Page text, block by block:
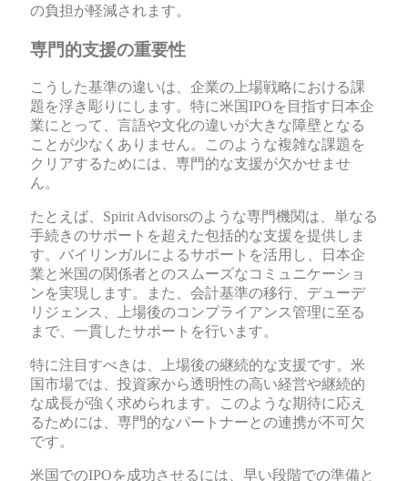
の負担が軽減されます。
専門的支援の重要性
こうした基準の違いは、企業の上場戦略における課
題を浮き彫りにします。特に米国IPOを目指す日本企
業にとって、言語や文化の違いが大きな障壁となる
ことが少なくありません。このような複雑な課題を
クリアするためには、専門的な支援が欠かせませ
ん。
たとえば、Spirit Advisorsのような専門機関は、単なる
手続きのサポートを超えた包括的な支援を提供しま
す。バイリンガルによるサポートを活用し、日本企
業と米国の関係者とのスムーズなコミュニケーショ
ンを実現します。また、会計基準の移行、デューデ
リジェンス、上場後のコンプライアンス管理に至る
まで、一貫したサポートを行います。
特に注目すべきは、上場後の継続的な支援です。米
国市場では、投資家から透明性の高い経営や継続的
な成長が強く求められます。このような期待に応え
るためには、専門的なパートナーとの連携が不可欠
です。
米国でのIPOを成功させるには、早い段階での準備と